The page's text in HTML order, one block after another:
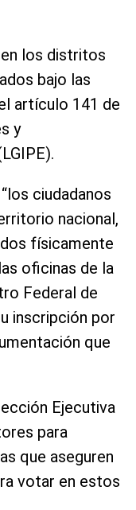
los distritos
bajo las
artículo 141 de
y
ciudadanos
nacional,
físicamente
oficinas de la
Federal de
inscripción por
que
Ejecutiva
para
que aseguren
votar en estos